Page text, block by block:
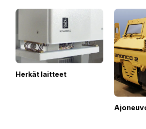
Herkät laitteet